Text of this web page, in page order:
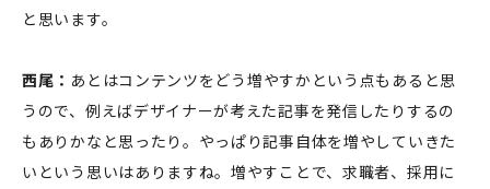
と思います。
西尾： あとはコンテンツをどう増やすかという点もあると思
うので、例えばデザイナーが考えた記事を発信したりするの
もありかなと思ったり。やっぱり記事自体を増やしていきた
いという思いはありますね。増やすことで、求職者、採用に